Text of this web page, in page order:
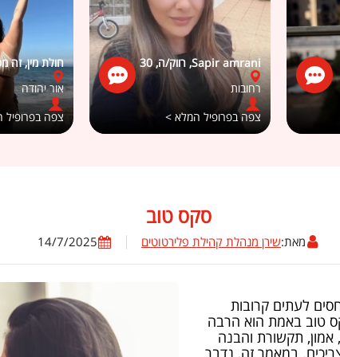
חולת מין, זה
אור יהודה
צפה בפרופיל
Sapir amrani, רווק/ה, 30
רחובות
צפה בפרופיל המלא >
סקס טוב
מאת:שירן מנהלת קהילת פלירטוטים 14/7/2025
לעתים קרובות
טוב באמת הוא הרבה
תקשורת והבנה